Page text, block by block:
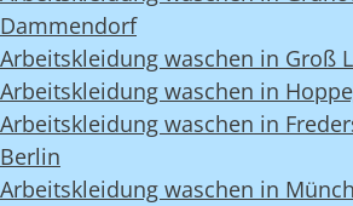
Dammendorf
Arbeitskleidung waschen in Groß
Arbeitskleidung waschen in
Arbeitskleidung waschen in
Berlin
Arbeitskleidung waschen in